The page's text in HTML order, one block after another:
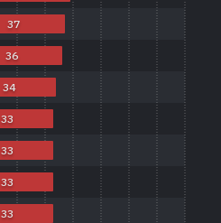
33
33
33
33
34
36
37